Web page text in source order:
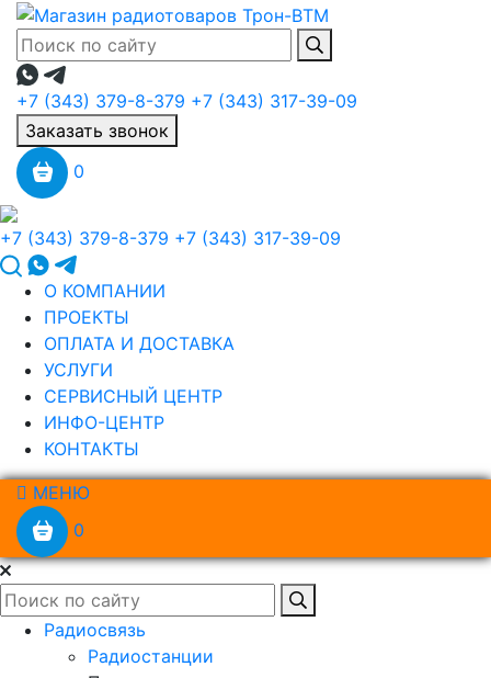
+7 (343) 379-8-379 +7 (343) 317-39-09
Заказать звонок
0
+7 (343) 379-8-379 +7 (343) 317-39-09
О КОМПАНИИ
ПРОЕКТЫ
ОПЛАТА И ДОСТАВКА
УСЛУГИ
СЕРВИСНЫЙ ЦЕНТР
ИНФО-ЦЕНТР
КОНТАКТЫ
МЕНЮ
0
Радиосвязь
Радиостанции